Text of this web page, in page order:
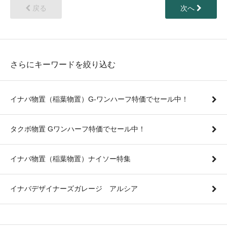
戻る 次へ
さらにキーワードを絞り込む
イナバ物置（稲葉物置）G-ワンハーフ特価でセール中！
タクボ物置 Gワンハーフ特価でセール中！
イナバ物置（稲葉物置）ナイソー特集
イナバデザイナーズガレージ アルシア